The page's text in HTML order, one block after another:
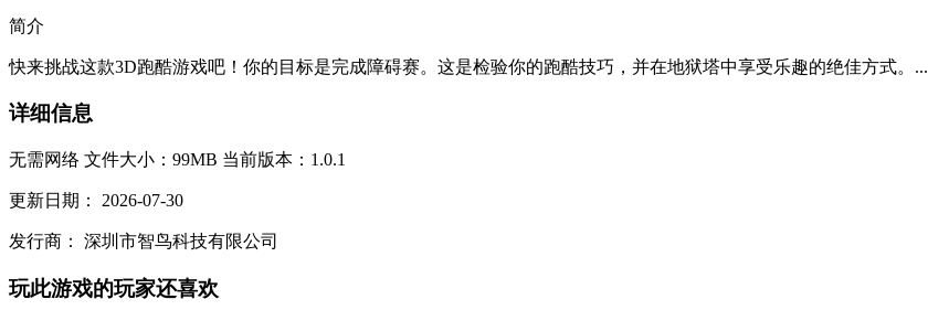
简介
快来挑战这款3D跑酷游戏吧！你的目标是完成障碍赛。这是检验你的跑酷技巧，并在地狱塔中享受乐趣的绝佳方式。...
详细信息
无需网络 文件大小：99MB 当前版本：1.0.1
更新日期： 2026-07-30
发行商： 深圳市智鸟科技有限公司
玩此游戏的玩家还喜欢